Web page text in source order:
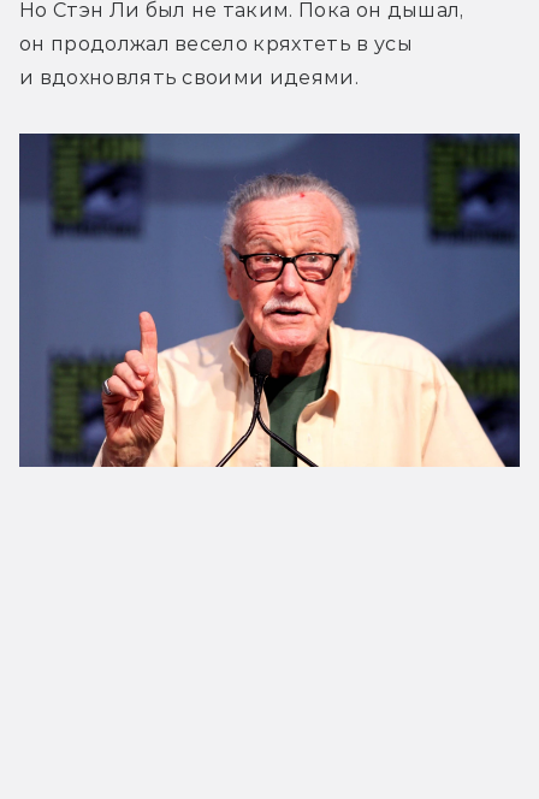
Но Стэн Ли был не таким. Пока он дышал,
он продолжал весело кряхтеть в усы
и вдохновлять своими идеями.